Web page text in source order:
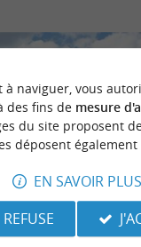
à naviguer, vous
des fins de mesure
du site proposent
déposent également
EN SAVOIR PLUS
REFUSE